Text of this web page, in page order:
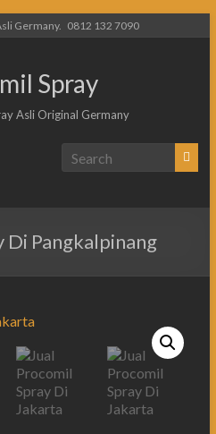
Germany. 0812 132 7090
Spray
Asli Original Germany
Di Pangkalpinang